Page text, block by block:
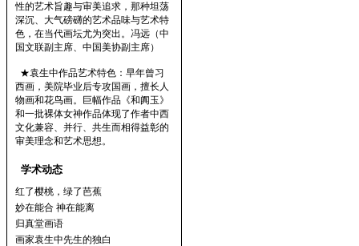
性的艺术旨趣与审美追求，那种坦荡
深沉、大气磅礴的艺术品味与艺术特
色，在当代画坛尤为突出。冯远（中
国文联副主席、中国美协副主席）
★袁生中作品艺术特色：早年曾习
西画，美院毕业后专攻国画，擅长人
物画和花鸟画。巨幅作品《和阗玉》
和一批裸体女神作品体现了作者中西
文化兼容、并行、共生而相得益彰的
审美理念和艺术思想。
学术动态
红了樱桃，绿了芭蕉
妙在能合 神在能离
归真堂画语
画家袁生中先生的独白